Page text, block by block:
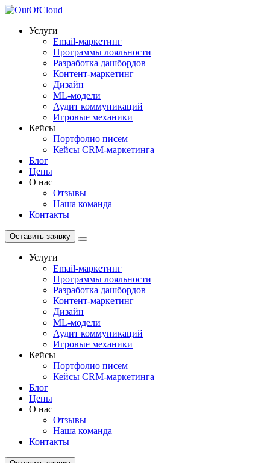
Услуги
Email-маркетинг
Программы лояльности
Разработка дашбордов
Контент-маркетинг
Дизайн
ML-модели
Аудит коммуникаций
Игровые механики
Кейсы
Портфолио писем
Кейсы CRM-маркетинга
Блог
Цены
О нас
Отзывы
Наша команда
Контакты
Оставить заявку
Услуги
Email-маркетинг
Программы лояльности
Разработка дашбордов
Контент-маркетинг
Дизайн
ML-модели
Аудит коммуникаций
Игровые механики
Кейсы
Портфолио писем
Кейсы CRM-маркетинга
Блог
Цены
О нас
Отзывы
Наша команда
Контакты